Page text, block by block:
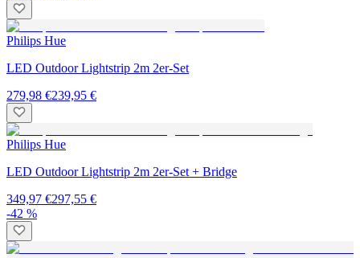
Philips Hue
LED Outdoor Lightstrip 2m 2er-Set
279,98 €239,95 €
Philips Hue
LED Outdoor Lightstrip 2m 2er-Set + Bridge
349,97 €297,55 €
-42 %